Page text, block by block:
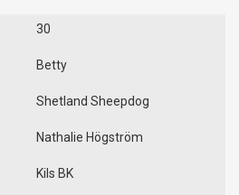
30
Betty
Shetland Sheepdog
Nathalie Högström
Kils BK